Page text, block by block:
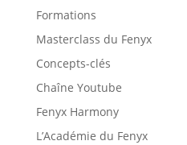
Formations
Masterclass du Fenyx
Concepts-clés
Chaîne Youtube
Fenyx Harmony
L’Académie du Fenyx